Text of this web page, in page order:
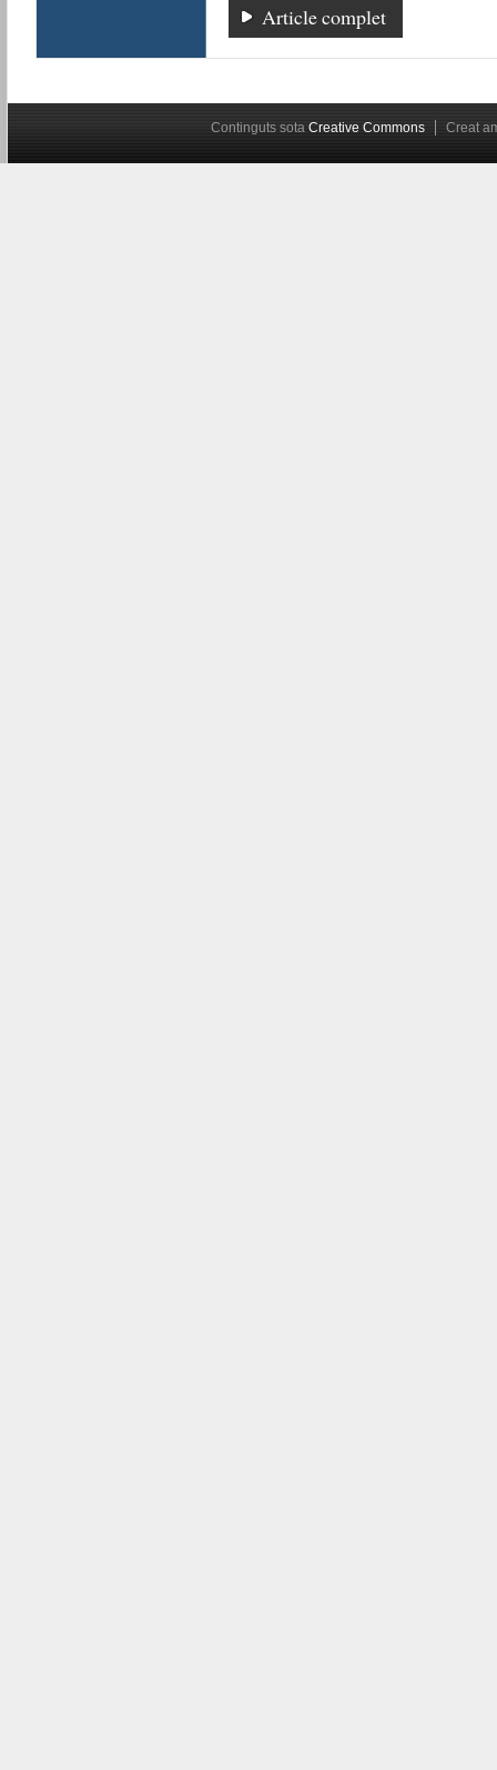
Article complet
Continguts sota Creative Commons Creat